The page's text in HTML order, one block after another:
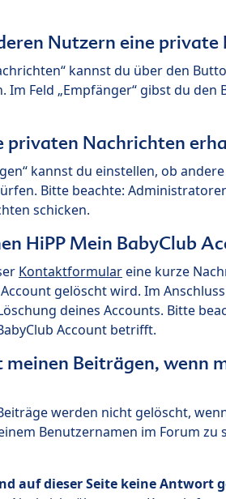
Nutzern eine private
kannst du über den
Im Feld „Empfänger“ gibst du den
privaten Nachrichten
kannst du einstellen, ob
Bitte beachte:
schicken.
HiPP Mein BabyClub
Kontaktformulareine kurze
gelöscht wird. Im
deines Accounts. Bitte
Account betrifft.
meinen Beiträgen, wenn
werden nicht gelöscht,
Benutzernamen im Forum zu
auf dieser Seite keine Antwort